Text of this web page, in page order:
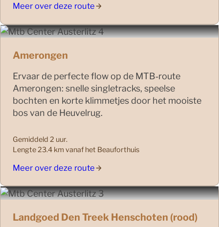
Meer over deze route
Amerongen
Ervaar de perfecte flow op de MTB‑route
Amerongen: snelle singletracks, speelse
bochten en korte klimmetjes door het mooiste
bos van de Heuvelrug.
Gemiddeld 2 uur.
Lengte 23.4 km vanaf het Beauforthuis
Meer over deze route
Landgoed Den Treek Henschoten (rood)